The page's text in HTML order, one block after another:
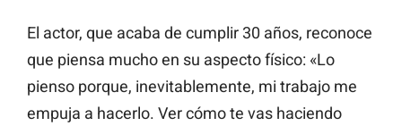
El actor, que acaba de cumplir 30 años, reconoce
que piensa mucho en su aspecto físico: «Lo
pienso porque, inevitablemente, mi trabajo me
empuja a hacerlo. Ver cómo te vas haciendo